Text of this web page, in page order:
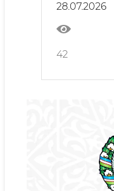
28.07.2026
42